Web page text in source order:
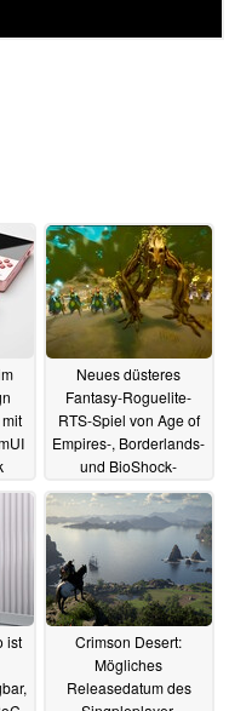
Neues düsteres
Fantasy-Roguelite-
RTS-Spiel von Age of
Empires-, Borderlands-
und BioShock-
Veteranen mit Launch-
Rabatt auf Steam
19.06.2025
ist
Crimson Desert:
Mögliches
Releasedatum des